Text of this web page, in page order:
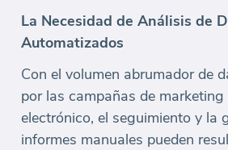
La Necesidad de Análisis de
Automatizados
Con el volumen abrumador de
por las campañas de
electrónico, el seguimiento y la
informes manuales pueden